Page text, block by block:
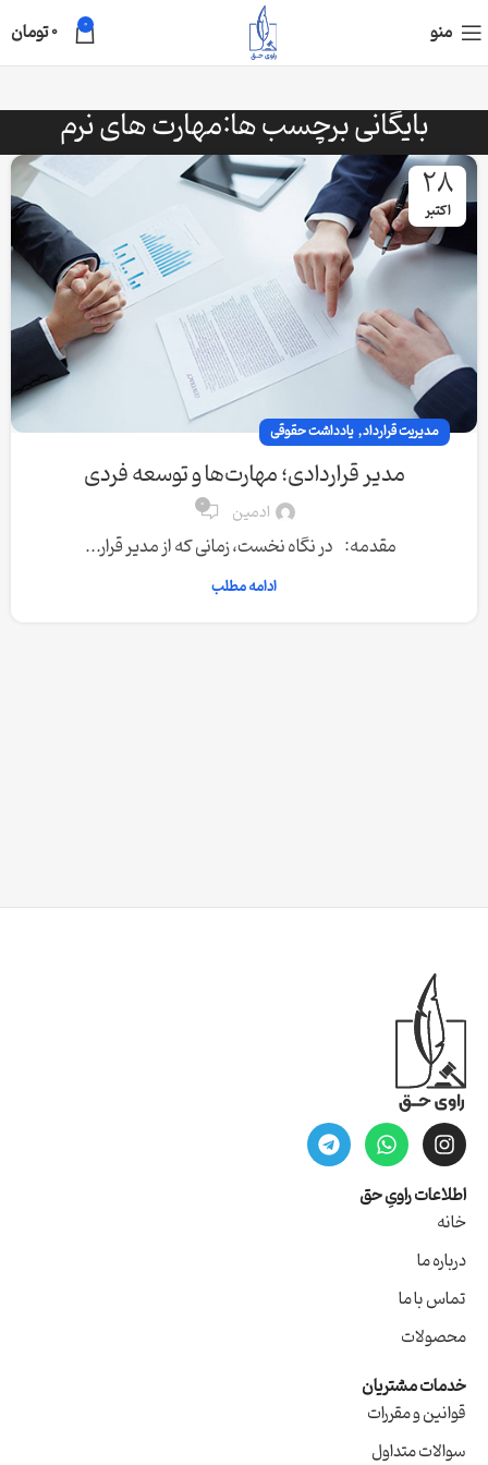
منو 0
0تومان
بایگانی برچسب ها:مهارت های نرم
28
اکتبر
مدیریت قرارداد, یادداشت حقوقی
مدیر قراردادی؛ مهارت‌ها و توسعه فردی
ادمین 0
مقدمه: در نگاه نخست، زمانی که از مدیر قرار...
ادامه مطلب
اطلاعات راویِ حق
خانه
درباره ما
تماس با ما
محصولات
خدمات مشتریان
قوانین و مقررات
سوالات متداول